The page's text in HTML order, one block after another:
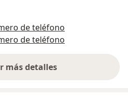
de teléfono
de teléfono
más detalles
sobre la dirección